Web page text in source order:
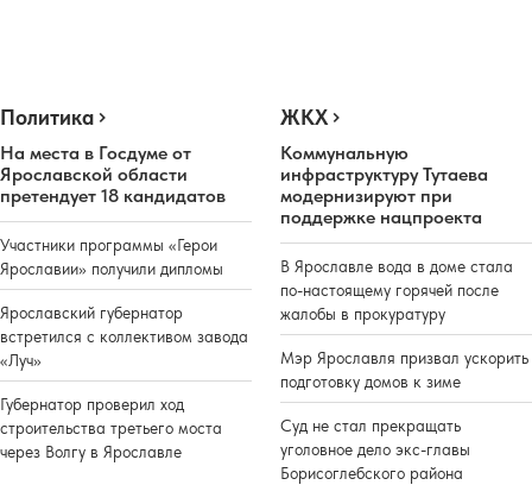
Политика
На места в Госдуме от
Ярославской области
претендует 18 кандидатов
Участники программы «Герои
Ярославии» получили дипломы
Ярославский губернатор
встретился с коллективом завода
«Луч»
Губернатор проверил ход
строительства третьего моста
через Волгу в Ярославле
ЖКХ
Коммунальную
инфраструктуру Тутаева
модернизируют при
поддержке нацпроекта
В Ярославле вода в доме стала
по-настоящему горячей после
жалобы в прокуратуру
Мэр Ярославля призвал ускорить
подготовку домов к зиме
Суд не стал прекращать
уголовное дело экс-главы
Борисоглебского района